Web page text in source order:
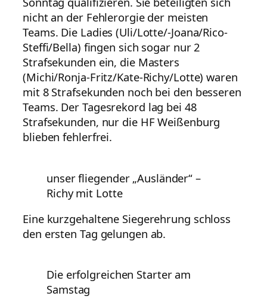
nicht an der Fehlerorgie der meisten
Teams. Die Ladies (Uli/Lotte/-Joana/Rico-
Steffi/Bella) fingen sich sogar nur 2
Strafsekunden ein, die Masters
(Michi/Ronja-Fritz/Kate-Richy/Lotte) waren
mit 8 Strafsekunden noch bei den besseren
Teams. Der Tagesrekord lag bei 48
Strafsekunden, nur die HF Weißenburg
blieben fehlerfrei.
unser fliegender „Ausländer“ –
Richy mit Lotte
Eine kurzgehaltene Siegerehrung schloss
den ersten Tag gelungen ab.
Die erfolgreichen Starter am
Samstag